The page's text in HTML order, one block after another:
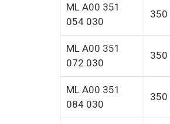
ML A00 351
054 030
350
ML A00 351
072 030
350
ML A00 351
084 030
350